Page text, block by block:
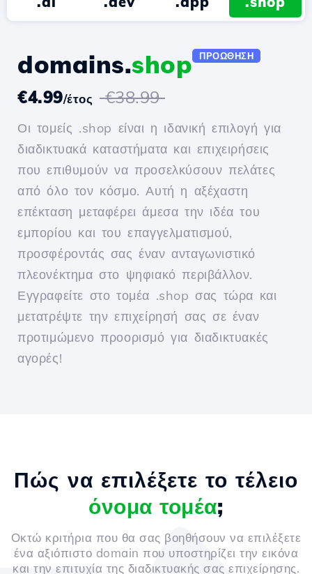
domains.shop ΠΡΟΏΘΗΣΗ
€4.99/έτος €38.99
Οι τομείς .shop είναι η ιδανική επιλογή για
διαδικτυακά καταστήματα και επιχειρήσεις
που επιθυμούν να προσελκύσουν πελάτες
από όλο τον κόσμο. Αυτή η αξέχαστη
επέκταση μεταφέρει άμεσα την ιδέα του
εμπορίου και του επαγγελματισμού,
προσφέροντάς σας έναν ανταγωνιστικό
πλεονέκτημα στο ψηφιακό περιβάλλον.
Εγγραφείτε στο τομέα .shop σας τώρα και
μετατρέψτε την επιχείρησή σας σε έναν
προτιμώμενο προορισμό για διαδικτυακές
αγορές!
Πώς να επιλέξετε το τέλειο
όνομα τομέα;
Οκτώ κριτήρια που θα σας βοηθήσουν να επιλέξετε
ένα αξιόπιστο domain που υποστηρίζει την εικόνα
και την επιτυχία της διαδικτυακής σας επιχείρησης.